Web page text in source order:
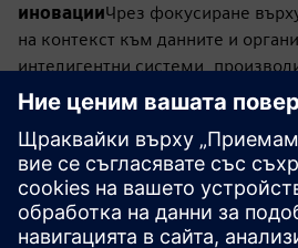
иновацииЧрез фокусиране
на контекст към данните и
интелигентни системи,
преминат отвъд изкуствения
превърнат в реално оперативно
Компаниите, които получават
оптимизират
основа за следващата вълна от
иновации.